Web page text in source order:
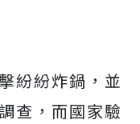
紛紛炸鍋，並
查，而國家驗